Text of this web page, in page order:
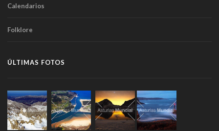
Calendarios
Folklore
ÚLTIMAS FOTOS